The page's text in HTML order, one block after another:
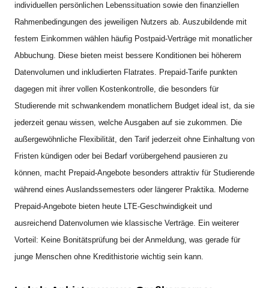
individuellen persönlichen Lebenssituation sowie den finanziellen
Rahmenbedingungen des jeweiligen Nutzers ab. Auszubildende mit
festem Einkommen wählen häufig Postpaid-Verträge mit monatlicher
Abbuchung. Diese bieten meist bessere Konditionen bei höherem
Datenvolumen und inkludierten Flatrates. Prepaid-Tarife punkten
dagegen mit ihrer vollen Kostenkontrolle, die besonders für
Studierende mit schwankendem monatlichem Budget ideal ist, da sie
jederzeit genau wissen, welche Ausgaben auf sie zukommen. Die
außergewöhnliche Flexibilität, den Tarif jederzeit ohne Einhaltung von
Fristen kündigen oder bei Bedarf vorübergehend pausieren zu
können, macht Prepaid-Angebote besonders attraktiv für Studierende
während eines Auslandssemesters oder längerer Praktika. Moderne
Prepaid-Angebote bieten heute LTE-Geschwindigkeit und
ausreichend Datenvolumen wie klassische Verträge. Ein weiterer
Vorteil: Keine Bonitätsprüfung bei der Anmeldung, was gerade für
junge Menschen ohne Kredithistorie wichtig sein kann.